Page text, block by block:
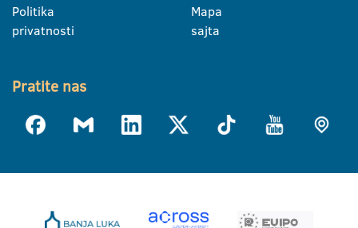
Politika
privatnosti
Mapa
sajta
Pratite nas